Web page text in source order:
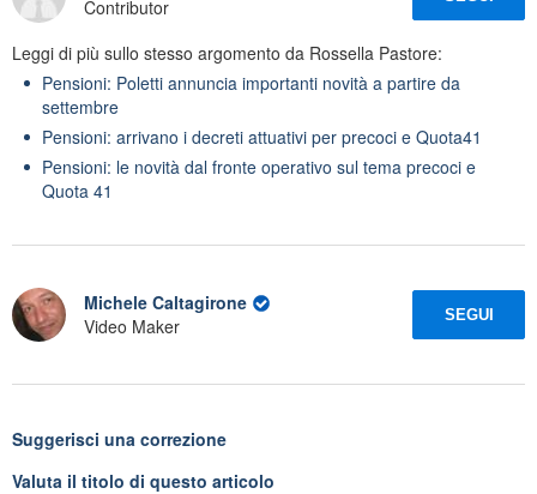
Contributor
Leggi di più sullo stesso argomento da Rossella Pastore:
Pensioni: Poletti annuncia importanti novità a partire da
settembre
Pensioni: arrivano i decreti attuativi per precoci e Quota41
Pensioni: le novità dal fronte operativo sul tema precoci e
Quota 41
Michele Caltagirone
Video Maker
SEGUI
Suggerisci una correzione
Valuta il titolo di questo articolo